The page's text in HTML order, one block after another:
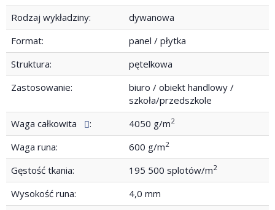
Rodzaj wykładziny:
dywanowa
Format:
panel / płytka
Struktura:
pętelkowa
Zastosowanie:
biuro / obiekt handlowy /
szkoła/przedszkole
Waga całkowita
: 4050 g/m2
Waga runa: 600 g/m2
Gęstość tkania: 195 500 splotów/m2
Wysokość runa:
4,0 mm